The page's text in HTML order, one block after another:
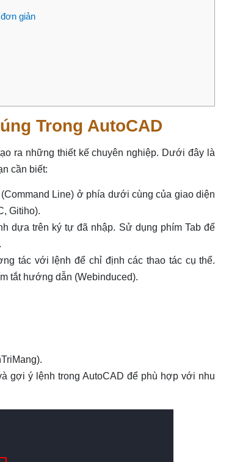
giản
Trong AutoCAD
ra những thiết kế chuyên nghiệp. Dưới đây là
cần biết:
Line) ở phía dưới cùng của giao diện
Gitiho).
dựa trên ký tự đã nhập. Sử dụng phím Tab để
tác với lệnh để chỉ định các thao tác cụ thể.
tắt hướng dẫn (Webinduced).
gợi ý lệnh trong AutoCAD để phù hợp với nhu